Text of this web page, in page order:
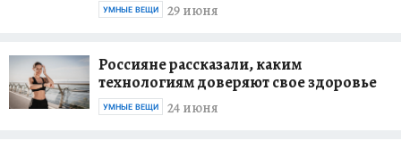
29 июня
УМНЫЕ ВЕЩИ
Россияне рассказали, каким
технологиям доверяют свое здоровье
24 июня
УМНЫЕ ВЕЩИ